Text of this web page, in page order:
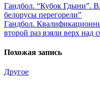
Навигация
по
записям
Гандбол. “Кубок Гдыни”.
белорусы перегорели”
Гандбол.
второй раз взяли верх над
Похожая запись
Другое